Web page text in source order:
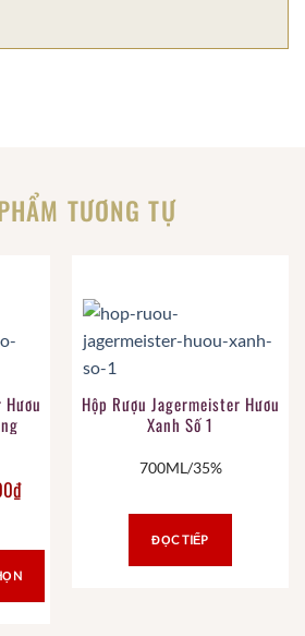
TƯƠNG TỰ
₫
Hộp Rượu Jagermeister Hươu
Xanh Số 1
700ML/35%
ĐỌC TIẾP